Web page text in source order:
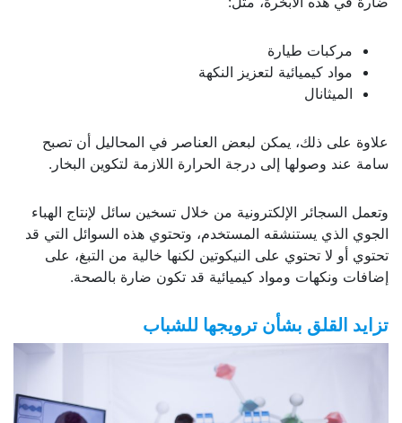
مركبات طيارة
مواد كيميائية لتعزيز النكهة
الميثانال
علاوة على ذلك، يمكن لبعض العناصر في المحاليل أن تصبح
سامة عند وصولها إلى درجة الحرارة اللازمة لتكوين البخار.
وتعمل السجائر الإلكترونية من خلال تسخين سائل لإنتاج الهباء
الجوي الذي يستنشقه المستخدم، وتحتوي هذه السوائل التي قد
تحتوي أو لا تحتوي على النيكوتين لكنها خالية من التبغ، على
إضافات ونكهات ومواد كيميائية قد تكون ضارة بالصحة.
تزايد القلق بشأن ترويجها للشباب